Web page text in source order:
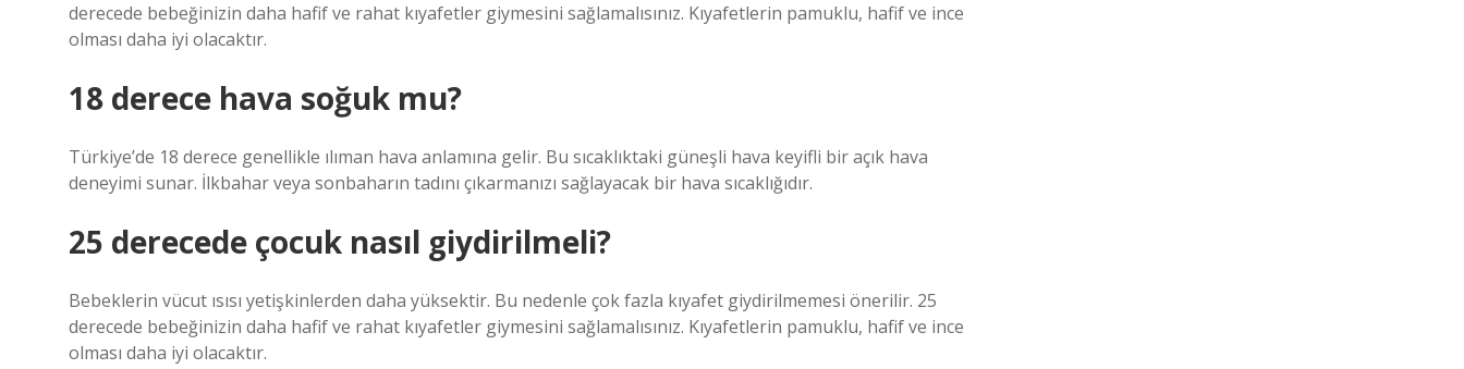
derecede bebeğinizin daha hafif ve rahat kıyafetler giymesini sağlamalısınız. Kıyafetlerin pamuklu, hafif ve ince
olması daha iyi olacaktır.
18 derece hava soğuk mu?
Türkiye’de 18 derece genellikle ılıman hava anlamına gelir. Bu sıcaklıktaki güneşli hava keyifli bir açık hava
deneyimi sunar. İlkbahar veya sonbaharın tadını çıkarmanızı sağlayacak bir hava sıcaklığıdır.
25 derecede çocuk nasıl giydirilmeli?
Bebeklerin vücut ısısı yetişkinlerden daha yüksektir. Bu nedenle çok fazla kıyafet giydirilmemesi önerilir. 25
derecede bebeğinizin daha hafif ve rahat kıyafetler giymesini sağlamalısınız. Kıyafetlerin pamuklu, hafif ve ince
olması daha iyi olacaktır.